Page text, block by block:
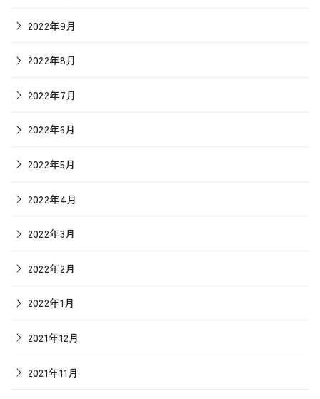
2022年9月
2022年8月
2022年7月
2022年6月
2022年5月
2022年4月
2022年3月
2022年2月
2022年1月
2021年12月
2021年11月